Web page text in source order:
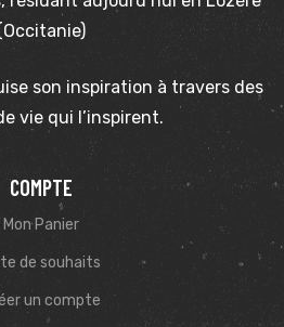
son inspiration à travers des
vie qui l’inspirent.
COMPTE
Mon Panier
de souhaits
un compte